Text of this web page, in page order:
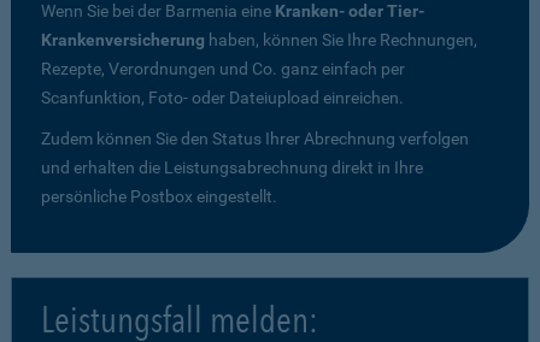
Wenn Sie bei der Barmenia eine Kranken- oder Tier-
Krankenversicherung haben, können Sie Ihre Rechnungen,
Rezepte, Verordnungen und Co. ganz einfach per
Scanfunktion, Foto- oder Dateiupload einreichen.
Zudem können Sie den Status Ihrer Abrechnung verfolgen
und erhalten die Leistungsabrechnung direkt in Ihre
persönliche Postbox eingestellt.
Leistungsfall melden: